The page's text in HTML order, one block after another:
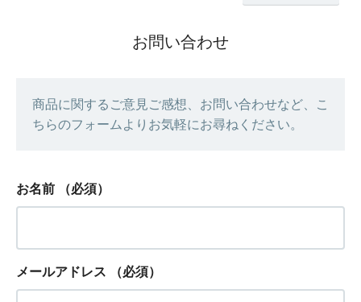
お問い合わせ
商品に関するご意見ご感想、お問い合わせなど、こ
ちらのフォームよりお気軽にお尋ねください。
お名前 （必須）
メールアドレス （必須）